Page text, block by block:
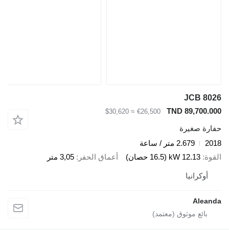
JCB
TND
€26,500
≈ $30,620
صغيرة
2.679 متر / ساعة
12.13 kW (16.5 حصان) أعماق الحفر 3,05 متر
أوكرانيا